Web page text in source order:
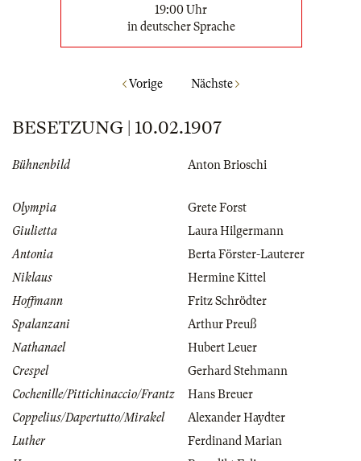
19:00 Uhr
in deutscher Sprache
Vorige Nächste
BESETZUNG | 10.02.1907
Bühnenbild Anton Brioschi
Olympia
Grete Forst
Giulietta
Laura Hilgermann
Antonia
Berta Förster-Lauterer
Niklaus
Hermine Kittel
Hoffmann
Fritz Schrödter
Spalanzani
Arthur Preuß
Nathanael
Hubert Leuer
Crespel
Gerhard Stehmann
Cochenille/Pittichinaccio/Frantz
Hans Breuer
Coppelius/Dapertutto/Mirakel
Alexander Haydter
Luther
Ferdinand Marian